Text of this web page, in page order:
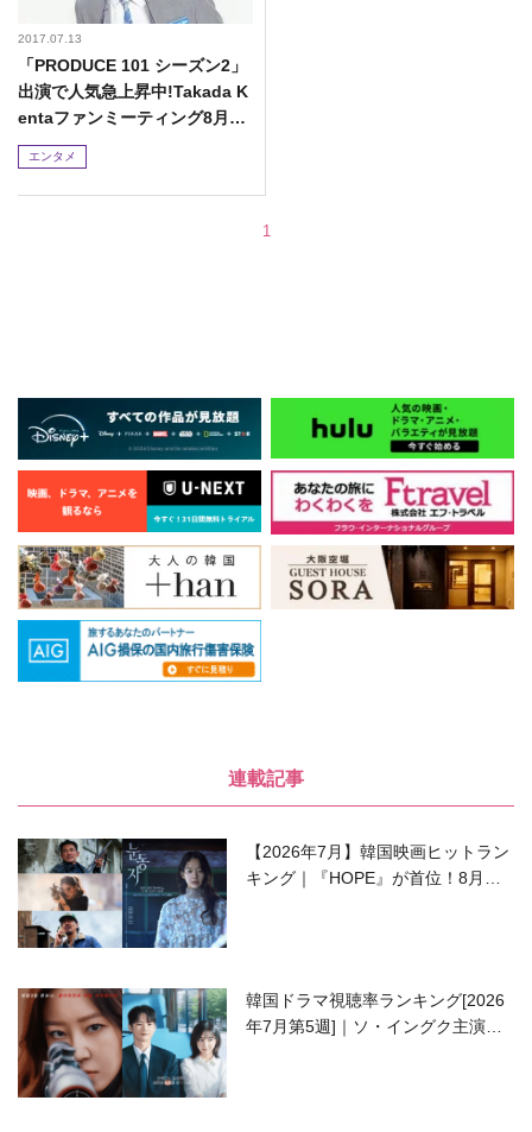
2017.07.13
「PRODUCE 101 シーズン2」
出演で人気急上昇中!Takada K
entaファンミーティング8月19
日(土)開催決定!!
エンタメ
1
連載記事
【2026年7月】韓国映画ヒットラン
キング｜『HOPE』が首位！8月公
韓国ドラマ視聴率ランキング[2026
年7月第5週]｜ソ・イングク主演の